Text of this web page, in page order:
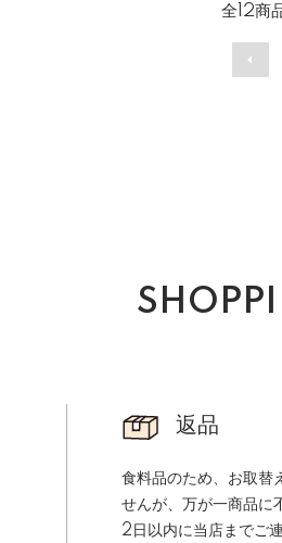
全 12商
返品
食料品のため、お取替
せんが、万が一商品に
2日以内に当店までご